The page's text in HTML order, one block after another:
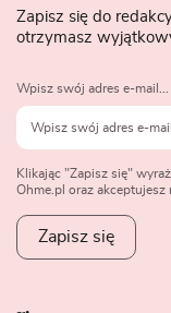
Zapisz się do
otrzymasz
Wpisz swój adres e-mail...
Klikając "Zapisz się"
Ohme.pl oraz
Zapisz się